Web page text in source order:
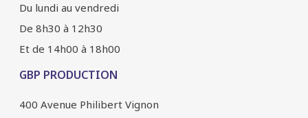
Du lundi au vendredi
De 8h30 à 12h30
Et de 14h00 à 18h00
GBP PRODUCTION
400 Avenue Philibert Vignon